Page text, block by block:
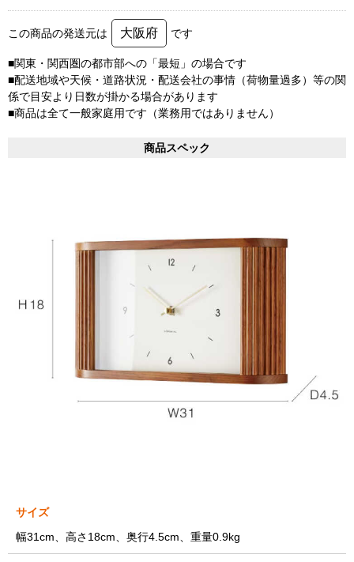
この商品の発送元は 大阪府 です
■関東・関西圏の都市部への「最短」の場合です
■配送地域や天候・道路状況・配送会社の事情（荷物量過多）等の関
係で目安より日数が掛かる場合があります
■商品は全て一般家庭用です（業務用ではありません）
商品スペック
サイズ
幅31cm、高さ18cm、奥行4.5cm、重量0.9kg